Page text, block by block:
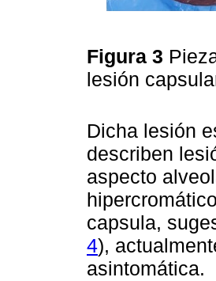
Figura 3
lesión
Dicha lesión
describen
aspecto
capsula,
4),
asintomática.